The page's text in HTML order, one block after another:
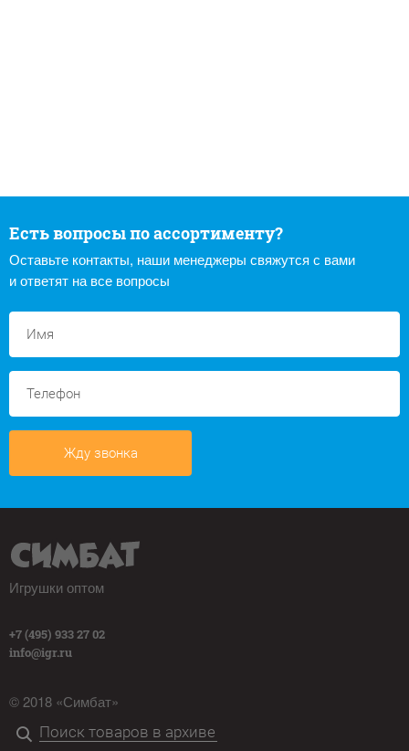
Есть вопросы по ассортименту?
Оставьте контакты, наши менеджеры свяжутся с вами
и ответят на все вопросы
Жду звонка
Игрушки оптом
+7 (495) 933 27 02
info@igr.ru
© 2018 «Симбат»